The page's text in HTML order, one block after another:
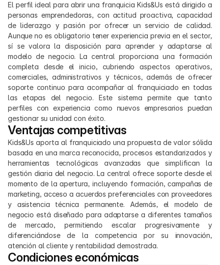
El perfil ideal para abrir una franquicia Kids&Us está dirigido a
personas emprendedoras, con actitud proactiva, capacidad
de liderazgo y pasión por ofrecer un servicio de calidad.
Aunque no es obligatorio tener experiencia previa en el sector,
sí se valora la disposición para aprender y adaptarse al
modelo de negocio. La central proporciona una formación
completa desde el inicio, cubriendo aspectos operativos,
comerciales, administrativos y técnicos, además de ofrecer
soporte continuo para acompañar al franquiciado en todas
las etapas del negocio. Este sistema permite que tanto
perfiles con experiencia como nuevos empresarios puedan
gestionar su unidad con éxito.
Ventajas competitivas
Kids&Us aporta al franquiciado una propuesta de valor sólida
basada en una marca reconocida, procesos estandarizados y
herramientas tecnológicas avanzadas que simplifican la
gestión diaria del negocio. La central ofrece soporte desde el
momento de la apertura, incluyendo formación, campañas de
marketing, acceso a acuerdos preferenciales con proveedores
y asistencia técnica permanente. Además, el modelo de
negocio está diseñado para adaptarse a diferentes tamaños
de mercado, permitiendo escalar progresivamente y
diferenciándose de la competencia por su innovación,
atención al cliente y rentabilidad demostrada.
Condiciones económicas